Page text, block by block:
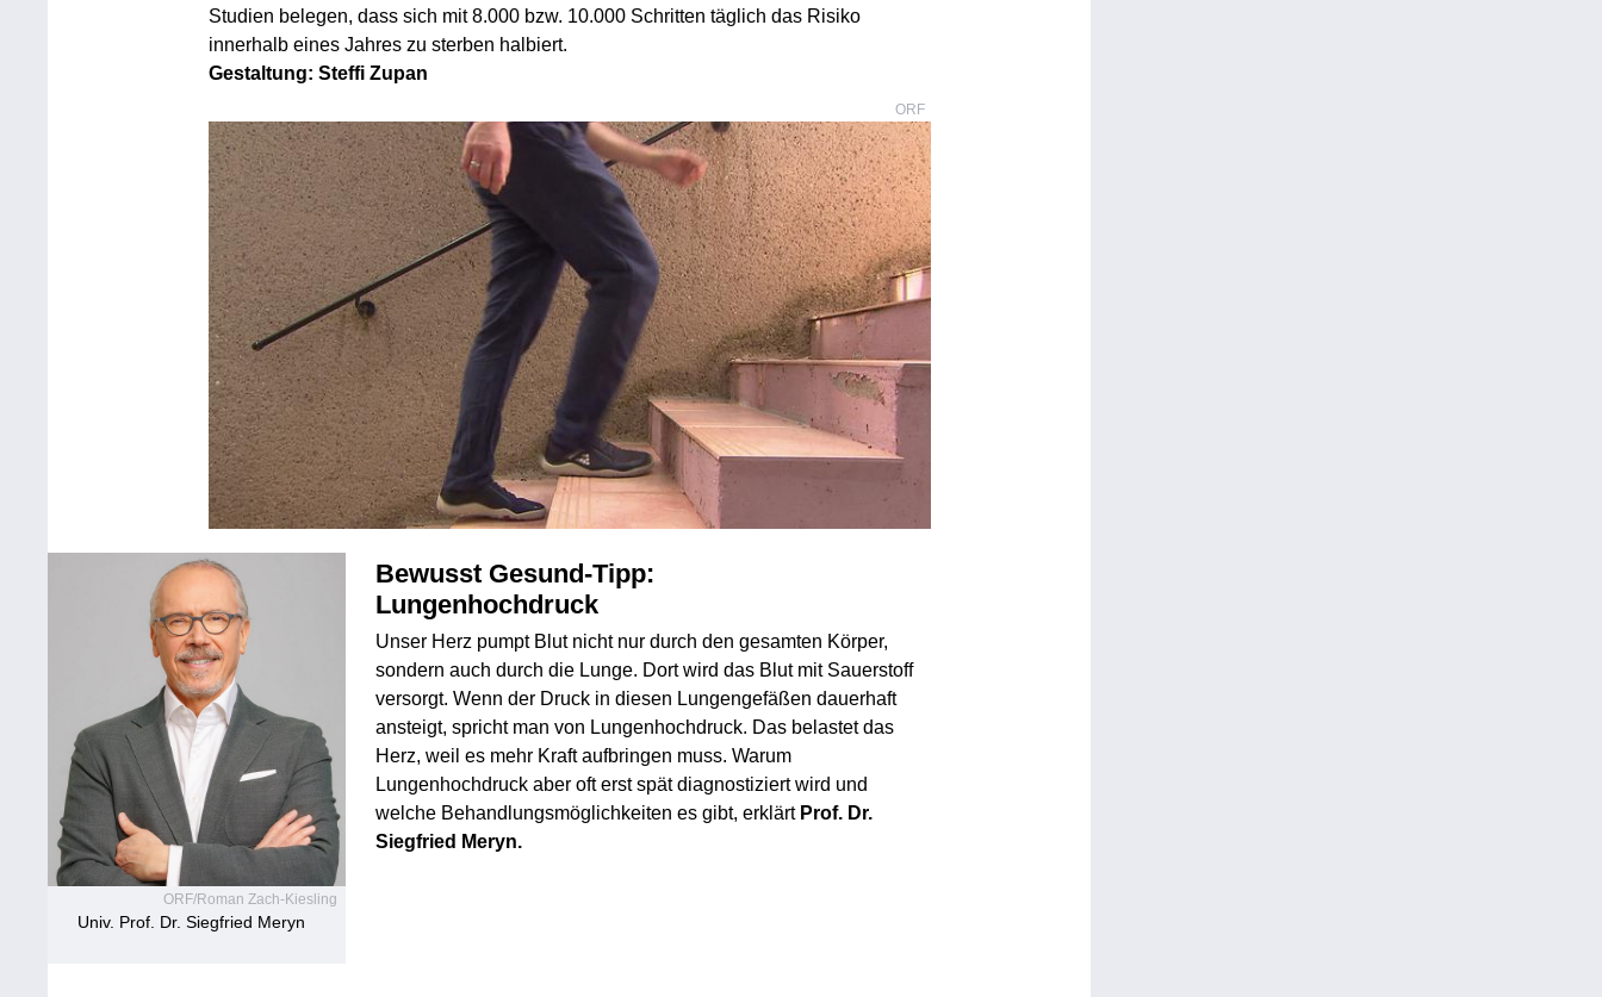
Studien belegen, dass sich mit 8.000 bzw. 10.000 Schritten täglich das Risiko
innerhalb eines Jahres zu sterben halbiert.
Gestaltung: Steffi Zupan
ORF
ORF/Roman Zach-Kiesling
Univ. Prof. Dr. Siegfried Meryn
Bewusst Gesund-Tipp:
Lungenhochdruck
Unser Herz pumpt Blut nicht nur durch den gesamten Körper,
sondern auch durch die Lunge. Dort wird das Blut mit Sauerstoff
versorgt. Wenn der Druck in diesen Lungengefäßen dauerhaft
ansteigt, spricht man von Lungenhochdruck. Das belastet das
Herz, weil es mehr Kraft aufbringen muss. Warum
Lungenhochdruck aber oft erst spät diagnostiziert wird und
welche Behandlungsmöglichkeiten es gibt, erklärt Prof. Dr.
Siegfried Meryn.